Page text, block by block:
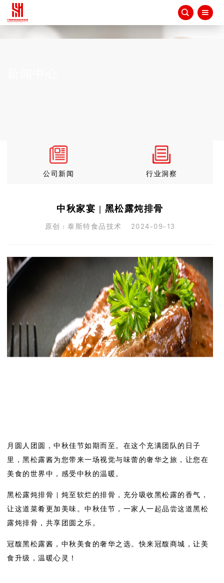
 
公司新闻 行业洞察
中秋家宴 | 黑松露炖排骨
原创 : 泰斯特食品技术 2024-09-13
月圆人团圆，中秋佳节如期而至。在这个充满团队的日子
里，黑松露酱为您带来一场视觉与味蕾的奢华之旅，让您在
美食的世界中，感受中秋的温暖。
黑松露炖排骨 | 炖至软烂的排骨，充分吸收黑松露的香气，
让这道菜肴更加美味。中秋佳节，一家人一起品尝这道黑松
露炖排骨，共享团圆之乐。
冠馥黑松露酱，中秋美食的奢华之选。快来冠馥商城，让美
食升级，温暖心灵！